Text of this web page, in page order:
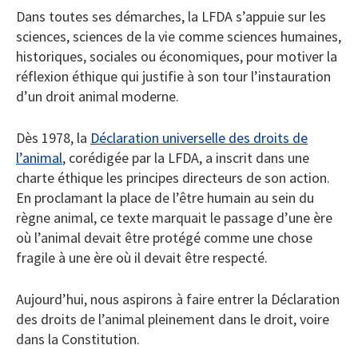
Dans toutes ses démarches, la LFDA s’appuie sur les
sciences, sciences de la vie comme sciences humaines,
historiques, sociales ou économiques, pour motiver la
réflexion éthique qui justifie à son tour l’instauration
d’un droit animal moderne.
Dès 1978, la Déclaration universelle des droits de
l’animal, corédigée par la LFDA, a inscrit dans une
charte éthique les principes directeurs de son action.
En proclamant la place de l’être humain au sein du
règne animal, ce texte marquait le passage d’une ère
où l’animal devait être protégé comme une chose
fragile à une ère où il devait être respecté.
Aujourd’hui, nous aspirons à faire entrer la Déclaration
des droits de l’animal pleinement dans le droit, voire
dans la Constitution.